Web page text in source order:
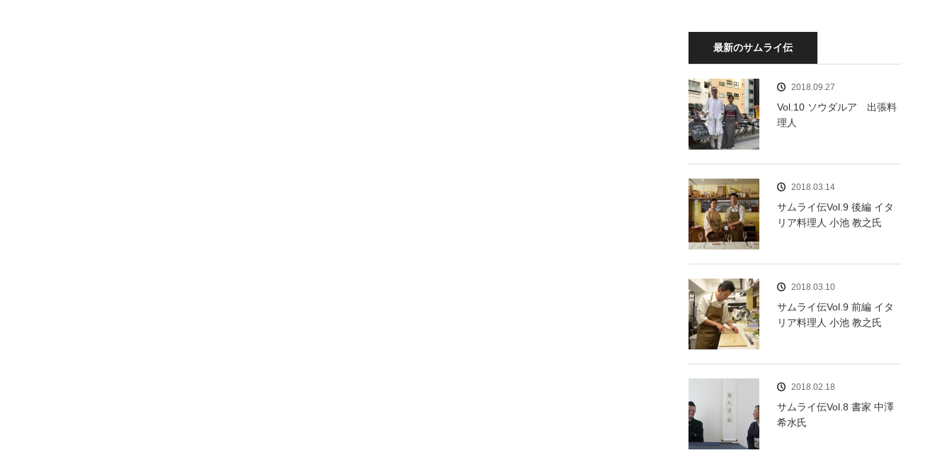
最新のサムライ伝
2018.09.27
Vol.10 ソウダルア 出張料
理人
2018.03.14
サムライ伝Vol.9 後編 イタ
リア料理人 小池 教之氏
2018.03.10
サムライ伝Vol.9 前編 イタ
リア料理人 小池 教之氏
2018.02.18
サムライ伝Vol.8 書家 中澤
希水氏